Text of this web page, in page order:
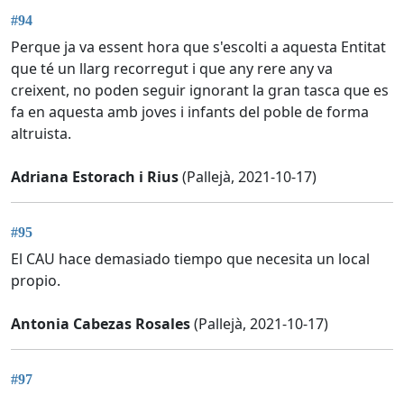
#94
Perque ja va essent hora que s'escolti a aquesta Entitat
que té un llarg recorregut i que any rere any va
creixent, no poden seguir ignorant la gran tasca que es
fa en aquesta amb joves i infants del poble de forma
altruista.
Adriana Estorach i Rius(Pallejà, 2021-10-17)
#95
El CAU hace demasiado tiempo que necesita un local
propio.
Antonia Cabezas Rosales(Pallejà, 2021-10-17)
#97